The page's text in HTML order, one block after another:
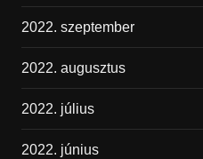
2022. szeptember
2022. augusztus
2022. július
2022. június